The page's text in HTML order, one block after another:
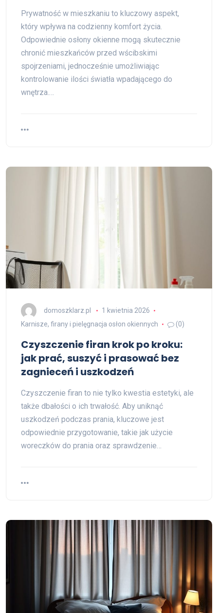
Prywatność w mieszkaniu to kluczowy aspekt,
który wpływa na codzienny komfort życia.
Odpowiednie osłony okienne mogą skutecznie
chronić mieszkańców przed wścibskimi
spojrzeniami, jednocześnie umożliwiając
kontrolowanie ilości światła wpadającego do
wnętrza.…
domoszklarz.pl
1 kwietnia 2026
Karnisze, firany i pielęgnacja osłon okiennych
(0)
Czyszczenie firan krok po kroku:
jak prać, suszyć i prasować bez
zagnieceń i uszkodzeń
Czyszczenie firan to nie tylko kwestia estetyki, ale
także dbałości o ich trwałość. Aby uniknąć
uszkodzeń podczas prania, kluczowe jest
odpowiednie przygotowanie, takie jak użycie
woreczków do prania oraz sprawdzenie…